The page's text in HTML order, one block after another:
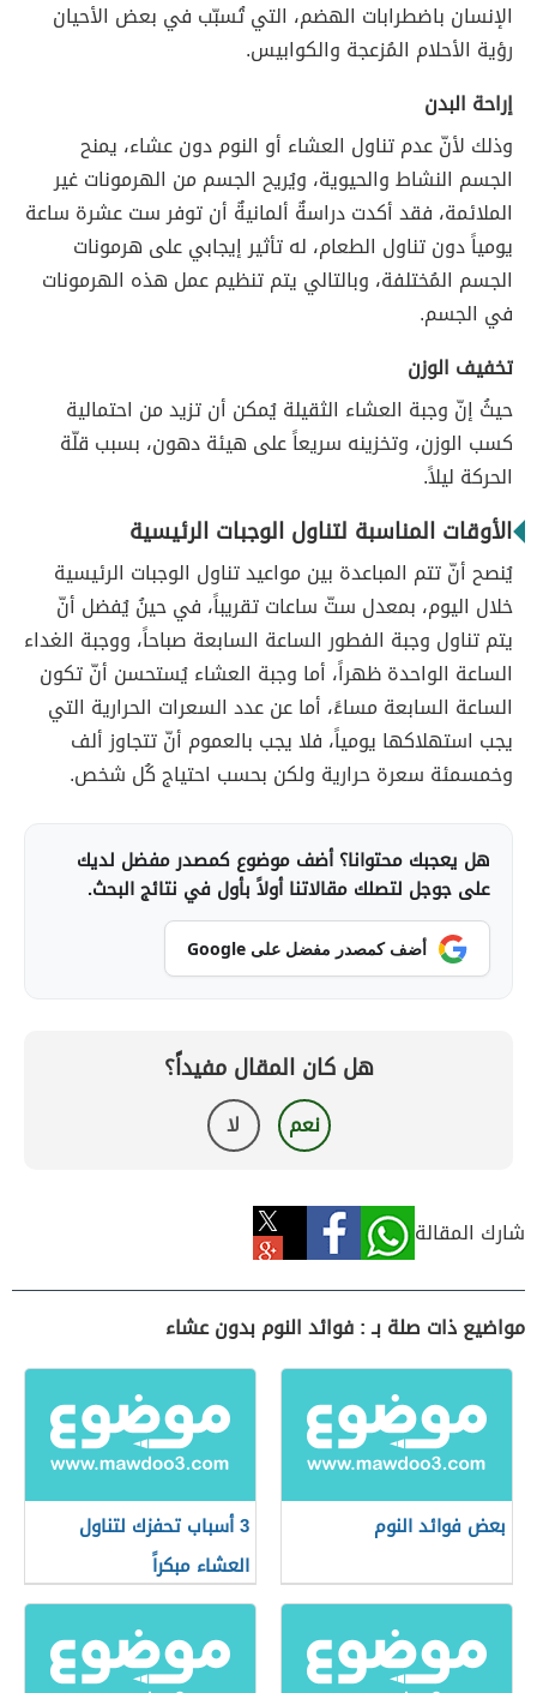
الإنسان باضطرابات الهضم، التي تُسبّب في بعض الأحيان
رؤية الأحلام المُزعجة والكوابيس.
إراحة البدن
وذلك لأنّ عدم تناول العشاء أو النوم دون عشاء، يمنح
الجسم النشاط والحيوية، ويُريح الجسم من الهرمونات غير
الملائمة، فقد أكدت دراسةٌ ألمانيةٌ أن توفر ست عشرة ساعة
يومياً دون تناول الطعام، له تأثير إيجابي على هرمونات
الجسم المُختلفة، وبالتالي يتم تنظيم عمل هذه الهرمونات
في الجسم.
تخفيف الوزن
حيثُ إنّ وجبة العشاء الثقيلة يُمكن أن تزيد من احتمالية
كسب الوزن، وتخزينه سريعاً على هيئة دهون، بسبب قلّة
الحركة ليلاً.
الأوقات المناسبة لتناول الوجبات الرئيسية
يُنصح أنّ تتم المباعدة بين مواعيد تناول الوجبات الرئيسية
خلال اليوم، بمعدل ستّ ساعات تقريباً، في حينُ يُفضل أنّ
يتم تناول وجبة الفطور الساعة السابعة صباحاً، ووجبة الغداء
الساعة الواحدة ظهراً، أما وجبة العشاء يُستحسن أنّ تكون
الساعة السابعة مساءً، أما عن عدد السعرات الحرارية التي
يجب استهلاكها يومياً، فلا يجب بالعموم أنّ تتجاوز ألف
وخمسمئة سعرة حرارية ولكن بحسب احتياج كُل شخص.
هل يعجبك محتوانا؟ أضف موضوع كمصدر مفضل لديك
على جوجل لتصلك مقالاتنا أولاً بأول في نتائج البحث.
أضف كمصدر مفضل على Google
هل كان المقال مفيداً؟
نعم لا
شارك المقالة
مواضيع ذات صلة بـ : فوائد النوم بدون عشاء
بعض فوائد النوم
3 أسباب تحفزك لتناول
العشاء مبكراً